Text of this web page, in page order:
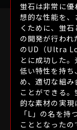
蛍石は非常に
想的な性能を、
くために、蛍
の開発が行わ
のUD（Ultra
とに成功した
低い特性を持ち
め、適切な組
ことができる
的な素材の実
「L」の名を持
こととなったの
光学技術、駆動
そのすべてに
従来の技術に止
時代を切り拓く
これまでLレン
さまざまな技術